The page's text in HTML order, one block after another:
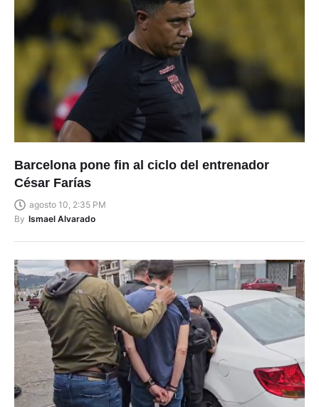
Barcelona pone fin al ciclo del entrenador
César Farías
agosto 10, 2:35 PM
By Ismael Alvarado